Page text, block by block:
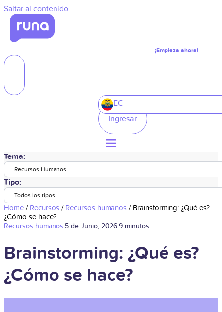
Saltar al contenido
¡Empieza ahora!
EC
Ingresar
Tema:
Recursos Humanos
Tipo:
Todos los tipos
Home / Recursos / Recursos humanos / Brainstorming: ¿Qué es?
¿Cómo se hace?
Recursos humanos|5 de Junio, 2026|9 minutos
Brainstorming: ¿Qué es?
¿Cómo se hace?